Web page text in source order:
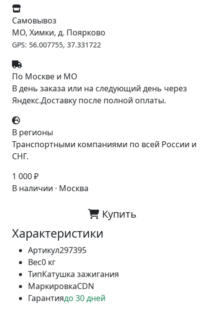
Самовывоз
МО, Химки, д. Поярково
GPS: 56.007755, 37.331722
По Москве и МО
В день заказа или на следующий день через
Яндекс.Доставку после полной оплаты.
В регионы
Транспортными компаниями по всей России и
СНГ.
1 000 ₽
В наличии · Москва
Купить
Характеристики
Артикул297395
Вес0 кг
ТипКатушка зажигания
МаркировкаCDN
Гарантиядо 30 дней